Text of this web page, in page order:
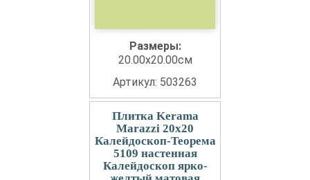
Размеры:
20.00x20.00см
Артикул: 503263
Плитка Kerama
Marazzi 20x20
Калейдоскоп-Теорема
5109 настенная
Калейдоскоп ярко-